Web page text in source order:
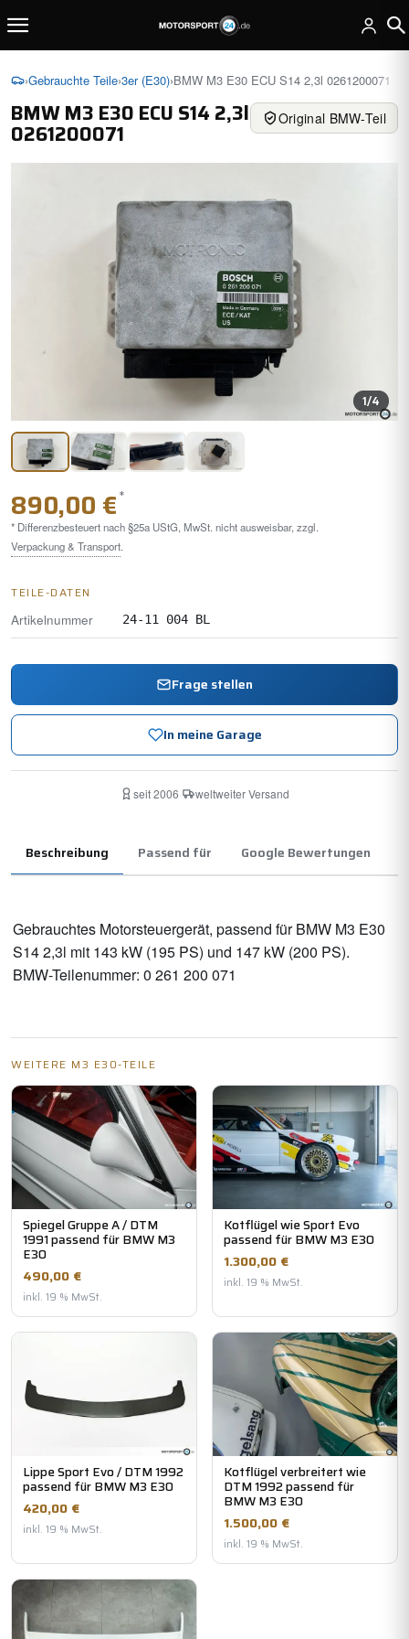
›Gebrauchte Teile›3er (E30)›BMW M3 E30 ECU S14 2,3l 0261200071
BMW M3 E30 ECU S14 2,3l
0261200071
Original BMW-Teil
1/4
890,00 €*
* Differenzbesteuert nach §25a UStG, MwSt. nicht ausweisbar, zzgl.
Verpackung & Transport.
TEILE-DATEN
Artikelnummer
24-11 004 BL
Frage stellen
In meine Garage
seit 2006· weltweiter Versand
Beschreibung Passend für Google Bewertungen
Gebrauchtes Motorsteuergerät, passend für BMW M3 E30
S14 2,3l mit 143 kW (195 PS) und 147 kW (200 PS).
BMW-Teilenummer: 0 261 200 071
WEITERE M3 E30-TEILE
Spiegel Gruppe A / DTM
1991 passend für BMW M3
E30
490,00 €
inkl. 19 % MwSt.
Kotflügel wie Sport Evo
passend für BMW M3 E30
1.300,00 €
inkl. 19 % MwSt.
Lippe Sport Evo / DTM 1992
passend für BMW M3 E30
420,00 €
inkl. 19 % MwSt.
Kotflügel verbreitert wie
DTM 1992 passend für
BMW M3 E30
1.500,00 €
inkl. 19 % MwSt.